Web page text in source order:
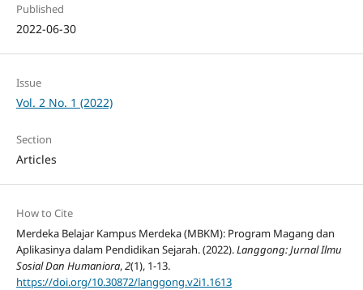
Published
2022-06-30
Issue
Vol. 2 No. 1 (2022)
Section
Articles
How to Cite
Merdeka Belajar Kampus Merdeka (MBKM): Program Magang dan
Aplikasinya dalam Pendidikan Sejarah. (2022).Langgong: Jurnal Ilmu
Sosial Dan Humaniora,2(1), 1-13.
https://doi.org/10.30872/langgong.v2i1.1613